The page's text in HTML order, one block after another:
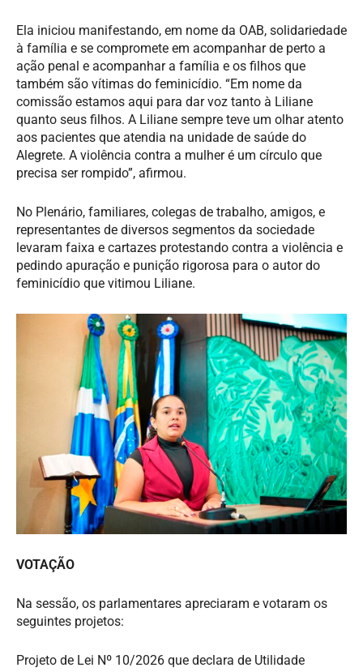
Ela iniciou manifestando, em nome da OAB, solidariedade
à família e se compromete em acompanhar de perto a
ação penal e acompanhar a família e os filhos que
também são vítimas do feminicídio. “Em nome da
comissão estamos aqui para dar voz tanto à Liliane
quanto seus filhos. A Liliane sempre teve um olhar atento
aos pacientes que atendia na unidade de saúde do
Alegrete. A violência contra a mulher é um círculo que
precisa ser rompido”, afirmou.
No Plenário, familiares, colegas de trabalho, amigos, e
representantes de diversos segmentos da sociedade
levaram faixa e cartazes protestando contra a violência e
pedindo apuração e punição rigorosa para o autor do
feminicídio que vitimou Liliane.
VOTAÇÃO
Na sessão, os parlamentares apreciaram e votaram os
seguintes projetos:
Projeto de Lei Nº 10/2026 que declara de Utilidade